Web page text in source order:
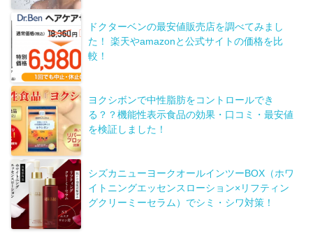
ドクターベンの最安値販売店を調べてみまし
た！ 楽天やamazonと公式サイトの価格を比
較！
ヨクシボンで中性脂肪をコントロールでき
る？？機能性表示食品の効果・口コミ・最安値
を検証しました！
シズカニューヨークオールインツーBOX（ホワ
イトニングエッセンスローション×リフティン
グクリーミーセラム）でシミ・シワ対策！